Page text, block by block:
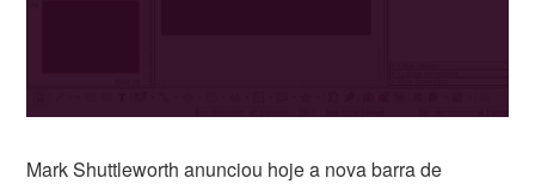
Mark Shuttleworth anunciou hoje a nova barra de